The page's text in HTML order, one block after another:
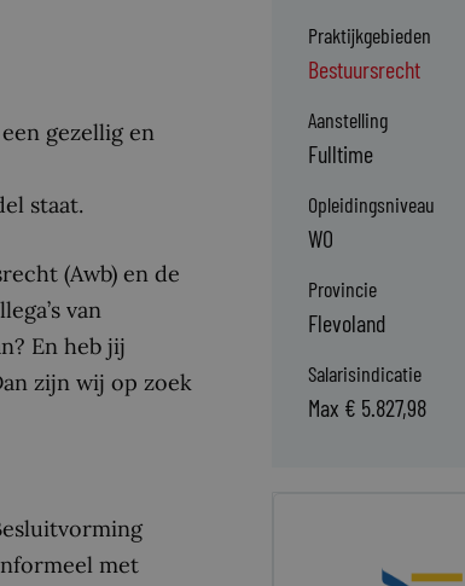
gezellig en
staat.
(Awb) en de
van
En heb jij
zijn wij op zoek
met
Praktijkgebieden
Bestuursrecht
Aanstelling
Fulltime
Opleidingsniveau
WO
Provincie
Flevoland
Salarisindicatie
Max € 5.827,98